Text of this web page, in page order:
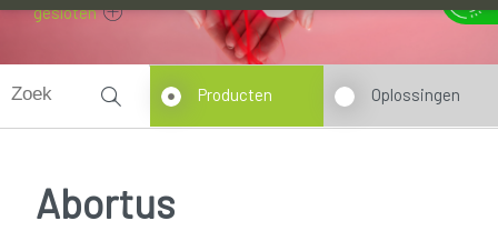
gesloten
Producten Oplossingen
Abortus